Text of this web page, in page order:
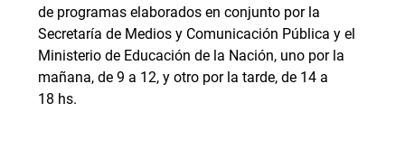
de programas elaborados en conjunto por la
Secretaría de Medios y Comunicación Pública y el
Ministerio de Educación de la Nación, uno por la
mañana, de 9 a 12, y otro por la tarde, de 14 a
18 hs.